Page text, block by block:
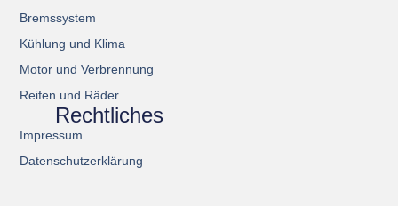
Bremssystem
Kühlung und Klima
Motor und Verbrennung
Reifen und Räder
Rechtliches
Impressum
Datenschutzerklärung